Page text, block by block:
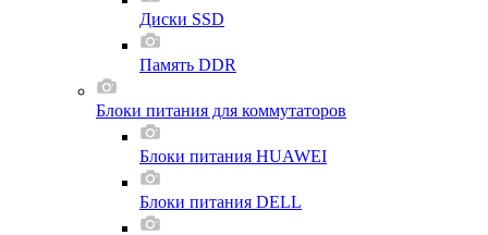
Диски SSD
Память DDR
Блоки питания для коммутаторов
Блоки питания HUAWEI
Блоки питания DELL